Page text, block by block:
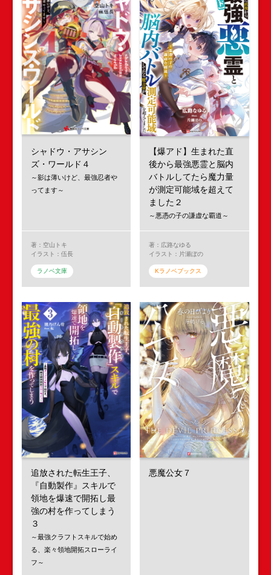
シャドウ・アサシン
ズ・ワールド４
～影は薄いけど、最強忍者や
ってます～
著：空山トキ
イラスト：伍長
ラノベ文庫
【爆アド】生まれた直
後から最強悪霊と脳内
バトルしてたら魔力量
が測定可能域を超えて
ました２
～悪憑の子の謙虚な覇道～
著：広路なゆる
イラスト：片瀬ぼの
Kラノベブックス
追放された転生王子、
『自動製作』スキルで
領地を爆速で開拓し最
強の村を作ってしまう
３
～最強クラフトスキルで始め
る、楽々領地開拓スローライ
フ～
悪魔公女７